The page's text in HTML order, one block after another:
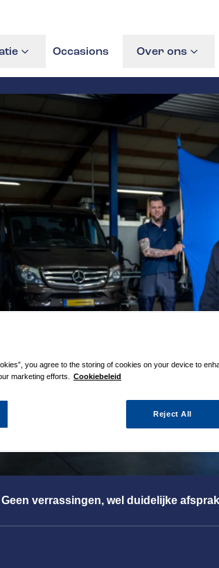
you agree to the storing of cookies on your device to
marketing efforts.
Cookiebeleid
Reject All
Occasions Over ons
Geen verrassingen, wel duidelijke